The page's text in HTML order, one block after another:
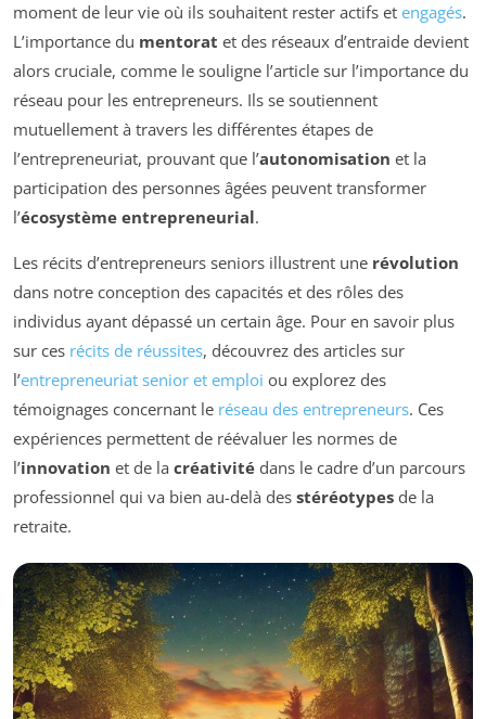
moment de leur vie où ils souhaitent rester actifs et engagés.
L’importance du mentorat et des réseaux d’entraide devient
alors cruciale, comme le souligne l’article sur l’importance du
réseau pour les entrepreneurs. Ils se soutiennent
mutuellement à travers les différentes étapes de
l’entrepreneuriat, prouvant que l’autonomisation et la
participation des personnes âgées peuvent transformer
l’écosystème entrepreneurial.
Les récits d’entrepreneurs seniors illustrent une révolution
dans notre conception des capacités et des rôles des
individus ayant dépassé un certain âge. Pour en savoir plus
sur ces récits de réussites, découvrez des articles sur
l’entrepreneuriat senior et emploi ou explorez des
témoignages concernant le réseau des entrepreneurs. Ces
expériences permettent de réévaluer les normes de
l’innovation et de la créativité dans le cadre d’un parcours
professionnel qui va bien au-delà des stéréotypes de la
retraite.